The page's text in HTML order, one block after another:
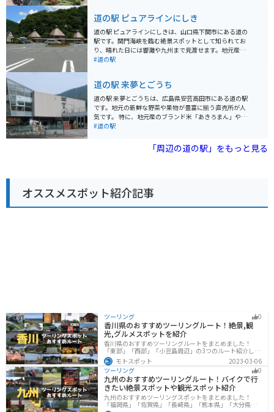
や、名物の羅漢バーガーなどが味わえます。 バイクで訪
れる場合、広島市内から約1時間30分ほどで到着しま
す。山道はカーブが多いため、安全運転を心がけましょ
う。駐車場は広く、バイク専用のスペースもあります。
周辺には、羅漢山牧場や深入山など、自然豊かな観光ス
たい方や、温泉でゆっくりとくつろぎたい方におすすめ
のスポットです。
道の駅 ピュアラインにしき
道の駅 ピュアラインにしきは、山口県下関市にある道の
駅です。関門海峡を臨む絶景スポットとして知られてお
り、晴れた日には響灘や九州まで見渡せます。地元産の
新鮮な農産物や海産物を販売する直売所、レストラン、
が完備されているので安心です。関門海峡を眺めなが
ら、地元グルメを堪能したり、お土産探しを楽しんでみ
てはいかがでしょうか。周辺には、壇ノ浦や火の山公園
など、歴史と自然を感じられる観光スポットも点在して
いるので、バイクで巡るのもおすすめです。 道の駅で購
た、地元産の野菜や果物を使ったジャムやジュースなど
#道の駅
道の駅 来夢とごうち
道の駅 来夢とごうちは、広島県安芸高田市にある道の駅
です。地元の新鮮な野菜や果物が豊富に揃う直売所が人
気です。 特に、地元産のブランド米「あきろまん」や、
新鮮な野菜を使った手作り弁当がおすすめです。また、
車場が完備されているので安心です。周辺には、のどか
自然を楽しめる深入山など、観光スポットも点在してい
ます。
#道の駅
「周辺の道の駅」をもっと見る
オススメスポット紹介記事
ツーリング 0
香川県のおすすめツーリングルート！絶景,観
光,グルメスポットを紹介
香川県のおすすめツーリングルートをまとめました！
「東部」「西部」「小豆島周辺」の3つのルート紹介しま
す。自然豊かな山から海、絶品グルメを満喫するツーリ
ングができます。バイクで香川県にツーリングに行く際
は参考にしてください。
モトスポット
2023-03-06
ツーリング
0
九州のおすすめツーリングルート！バイクで行
きたい絶景スポットや観光スポット紹介
九州のおすすめツーリングスポットをまとめました！
「福岡県」「佐賀県」「長崎県」「熊本県」「大分県」